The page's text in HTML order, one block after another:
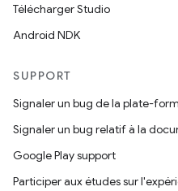
Télécharger Studio
Android NDK
SUPPORT
Signaler un bug de la plate-
Signaler un bug relatif à la
Google Play support
Participer aux études sur